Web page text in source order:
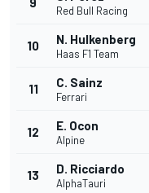
Red Bull Racing
10 N. Hulkenberg
Haas F1 Team
11 C. Sainz
Ferrari
12 E. Ocon
Alpine
13 D. Ricciardo
AlphaTauri